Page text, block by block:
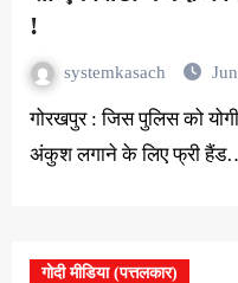
!
systemkasach
गोरखपुर : जिस पुलिस को योगी राज में अपराध और अपराधियों पर
अंकुश लगाने के लिए फ्री
गोदी मीडिया (पत्तलकार)